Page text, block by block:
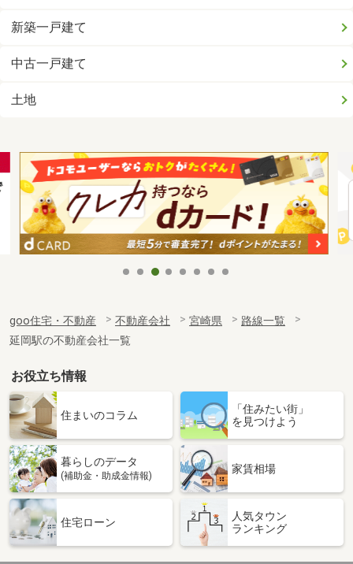
新築一戸建て
中古一戸建て
土地
goo住宅・不動産 不動産会社 宮崎県
路線一覧
延岡駅の不動産会社一覧
お役立ち情報
住まいのコラム
「住みたい街」
を見つけよう
暮らしのデータ
(補助金・助成金情報)
家賃相場
住宅ローン
人気タウン
ランキング